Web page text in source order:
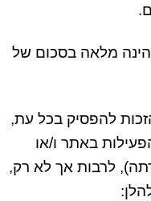
הינה מלאה בסכום של
להפסיק בכל עת,
באתר ו/או
לרבות אך לא רק,